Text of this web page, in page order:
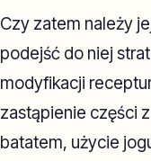
Czy zatem należy
podejść do niej
modyfikacji
zastąpienie części
batatem, użycie